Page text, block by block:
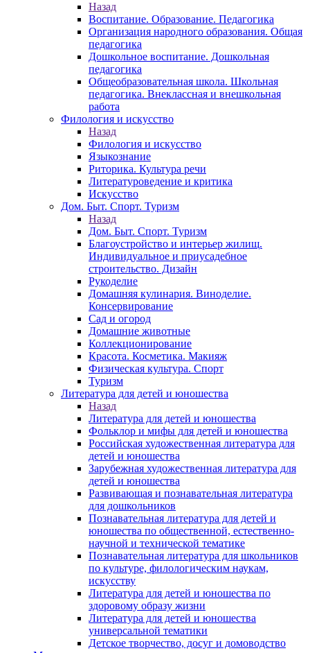
Назад
Воспитание. Образование. Педагогика
Организация народного образования. Общая
педагогика
Дошкольное воспитание. Дошкольная
педагогика
Общеобразовательная школа. Школьная
педагогика. Внеклассная и внешкольная
работа
Филология и искусство
Назад
Филология и искусство
Языкознание
Риторика. Культура речи
Литературоведение и критика
Искусство
Дом. Быт. Спорт. Туризм
Назад
Дом. Быт. Спорт. Туризм
Благоустройство и интерьер жилищ.
Индивидуальное и приусадебное
строительство. Дизайн
Рукоделие
Домашняя кулинария. Виноделие.
Консервирование
Сад и огород
Домашние животные
Коллекционирование
Красота. Косметика. Макияж
Физическая культура. Спорт
Туризм
Литература для детей и юношества
Назад
Литература для детей и юношества
Фольклор и мифы для детей и юношества
Российская художественная литература для
детей и юношества
Зарубежная художественная литература для
детей и юношества
Развивающая и познавательная литература
для дошкольников
Познавательная литература для детей и
юношества по общественной, естественно-
научной и технической тематике
Познавательная литература для школьников
по культуре, филологическим наукам,
искусству
Литература для детей и юношества по
здоровому образу жизни
Литература для детей и юношества
универсальной тематики
Детское творчество, досуг и домоводство